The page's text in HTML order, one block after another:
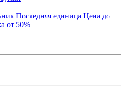
Последняя единица Цена до
от 50%